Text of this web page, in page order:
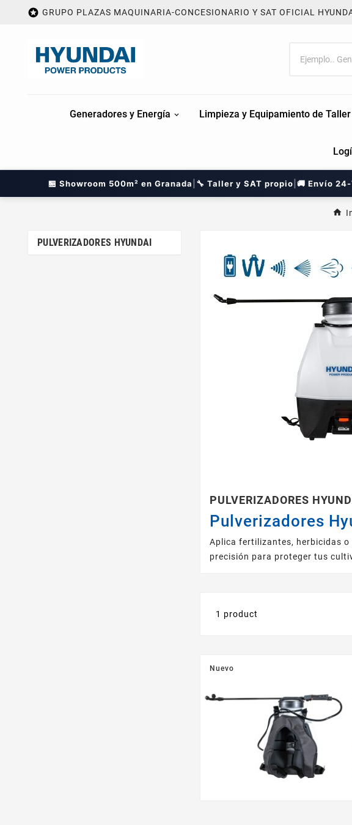
 GRUPO PLAZAS MAQUINARIA-CONCESIONARIO Y SAT OFICIAL
Generadores y Energía Limpieza y Equipamiento de Taller
🏪 Showroom 500m² en Granada 🔧 Taller y SAT propio 🚚 Envío
PULVERIZADORES HYUNDAI
PULVERIZADORES
Pulverizadores
Aplica fertilizantes, herbicidas
precisión para proteger tus
1 product
Nuevo